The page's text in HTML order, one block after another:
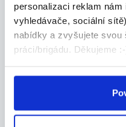
personalizaci reklam
vyhledávače, sociální
nabídky a zvyšujete
práci/brigádu. Děkujeme
ZKUŠENÝ
NÁKUPČÍ |
domluv...